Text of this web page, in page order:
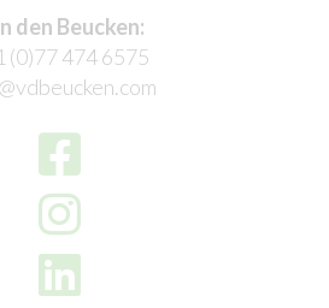
den Beucken:
(0)77 474 6575